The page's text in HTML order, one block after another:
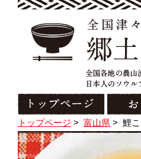
トップページ > 富山県 > 鯉こ